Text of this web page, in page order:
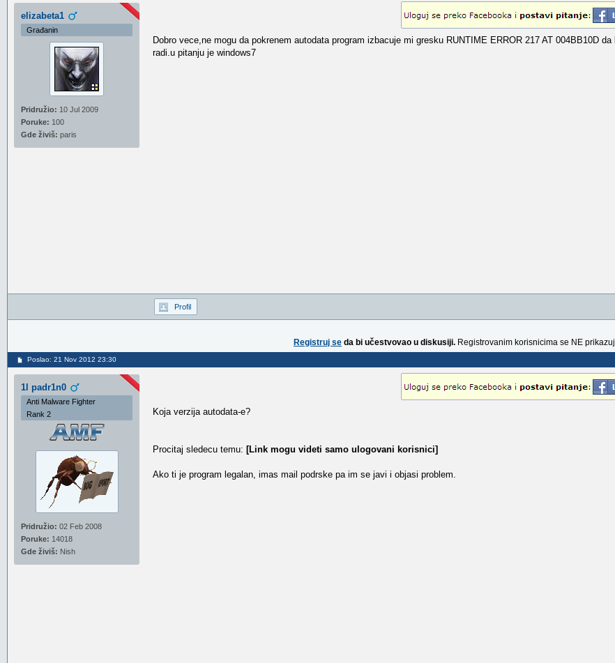
elizabeta1
Građanin
Pridružio: 10 Jul 2009
Poruke: 100
Gde živiš: paris
Dobro vece,ne mogu da pokrenem autodata program izbacuje mi gresku RUNTIME ERROR 217 AT 004BB10D
radi.u pitanju je windows7
Profil
Registruj se da bi učestvovao u diskusiji. Registrovanim korisnicima se NE
Poslao: 21 Nov 2012 23:30
1l padr1n0
Anti Malware Fighter
Rank 2
Pridružio: 02 Feb 2008
Poruke: 14018
Gde živiš: Nish
Koja verzija autodata-e?
Procitaj sledecu temu: [Link mogu videti samo ulogovani korisnici]
Ako ti je program legalan, imas mail podrske pa im se javi i objasi problem.